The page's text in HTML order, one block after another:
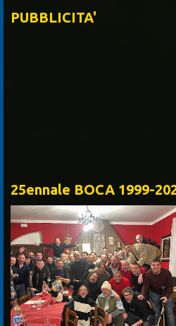
PUBBLICITA'
25ennale BOCA 1999-